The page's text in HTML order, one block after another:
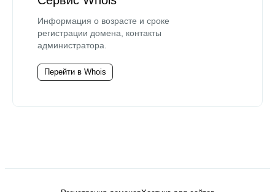
Информация о возрасте и сроке
регистрации домена, контакты
администратора.
Перейти в Whois